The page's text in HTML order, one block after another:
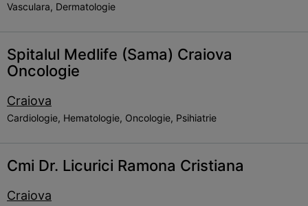
Vasculara, Dermatologie
Spitalul Medlife (Sama) Craiova
Oncologie
Craiova
Cardiologie, Hematologie, Oncologie, Psihiatrie
Cmi Dr. Licurici Ramona Cristiana
Craiova